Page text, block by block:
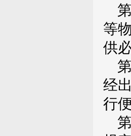
等
供
经
行